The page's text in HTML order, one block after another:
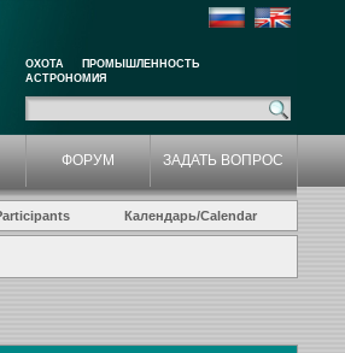
ОХОТА
ПРОМЫШЛЕННОСТЬ
АСТРОНОМИЯ
ФОРУМ ЗАДАТЬ ВОПРОС
Календарь/Calendar